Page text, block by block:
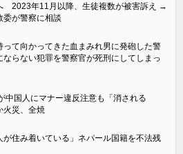
2023年11月以降、生徒複数が被害訴え →
委が警察に相談
って向かってきた血まみれ男に発砲した警
ならない犯罪を警察官が死刑にしてしまっ
中国人にマナー違反注意も「消される
火災、全焼
が住み着いている」ネパール国籍を不法残